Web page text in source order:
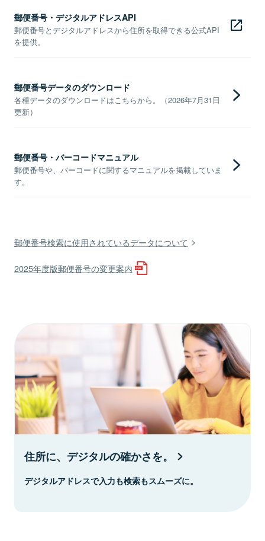
郵便番号・デジタルアドレスAPI
郵便番号とデジタルアドレスから住所を取得できる公式API
を提供。
郵便番号データのダウンロード
各種データのダウンロードはこちらから。（2026年7月31日
更新）
郵便番号・バーコードマニュアル
郵便番号や、バーコードに関するマニュアルを掲載していま
す。
郵便番号検索に使用されているデータについて
2025年度版郵便番号の変更案内
住所に、デジタルの確かさを。
デジタルアドレスで入力も検索もスムーズに。